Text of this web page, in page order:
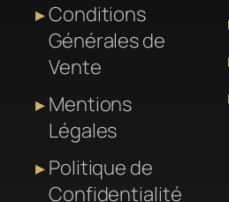
Conditions
Générales de
Vente
Mentions
Légales
Politique de
Confidentialité